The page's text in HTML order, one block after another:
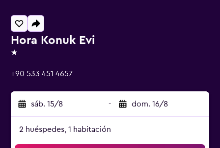
Hora Konuk Evi
1 estrella
+90 533 451 4657
sáb. 15/8 - dom. 16/8
2 huéspedes, 1 habitación